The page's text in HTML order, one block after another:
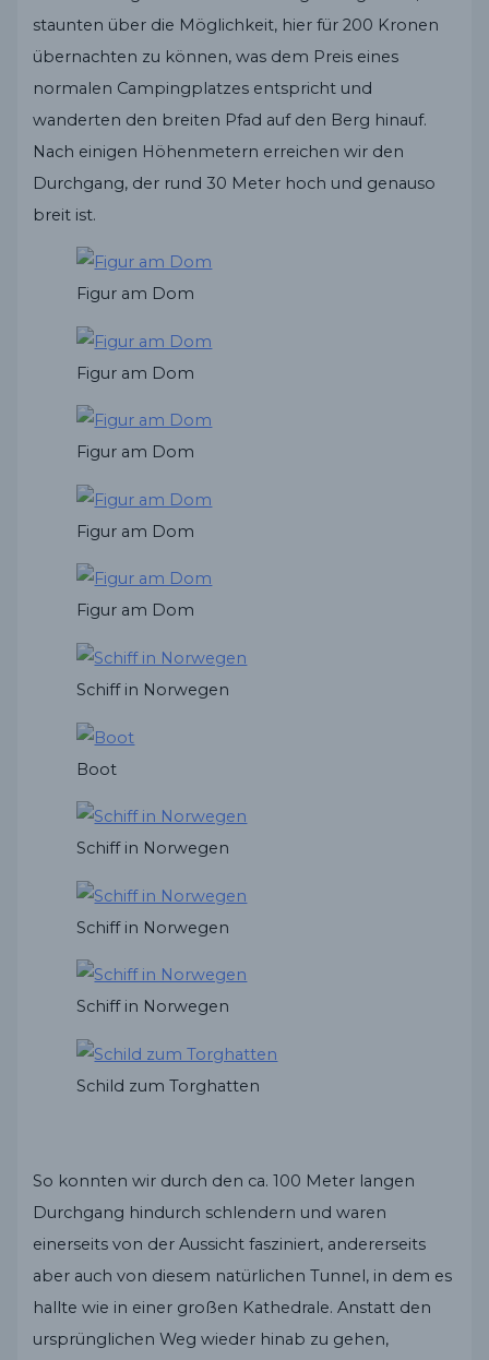
staunten über die Möglichkeit, hier für 200 Kronen
übernachten zu können, was dem Preis eines
normalen Campingplatzes entspricht und
wanderten den breiten Pfad auf den Berg hinauf.
Nach einigen Höhenmetern erreichen wir den
Durchgang, der rund 30 Meter hoch und genauso
breit ist.
Figur am Dom
Figur am Dom
Figur am Dom
Figur am Dom
Figur am Dom
Schiff in Norwegen
Boot
Schiff in Norwegen
Schiff in Norwegen
Schiff in Norwegen
Schild zum Torghatten
So konnten wir durch den ca. 100 Meter langen
Durchgang hindurch schlendern und waren
einerseits von der Aussicht fasziniert, andererseits
aber auch von diesem natürlichen Tunnel, in dem es
hallte wie in einer großen Kathedrale. Anstatt den
ursprünglichen Weg wieder hinab zu gehen,